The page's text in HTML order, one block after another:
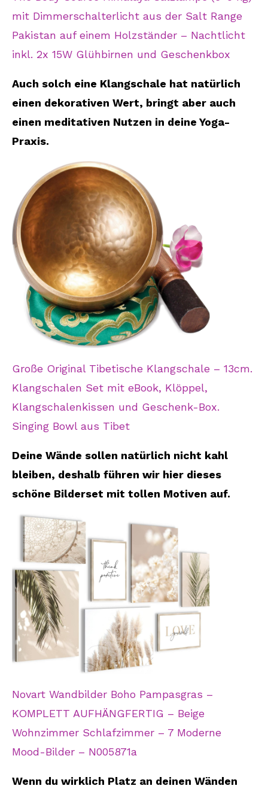
mit Dimmerschalterlicht aus der Salt Range
Pakistan auf einem Holzständer – Nachtlicht
inkl. 2x 15W Glühbirnen und Geschenkbox
Auch solch eine Klangschale hat natürlich
einen dekorativen Wert, bringt aber auch
einen meditativen Nutzen in deine Yoga-
Praxis.
Große Original Tibetische Klangschale – 13cm.
Klangschalen Set mit eBook, Klöppel,
Klangschalenkissen und Geschenk-Box.
Singing Bowl aus Tibet
Deine Wände sollen natürlich nicht kahl
bleiben, deshalb führen wir hier dieses
schöne Bilderset mit tollen Motiven auf.
Novart Wandbilder Boho Pampasgras –
KOMPLETT AUFHÄNGFERTIG – Beige
Wohnzimmer Schlafzimmer – 7 Moderne
Mood-Bilder – N005871a
Wenn du wirklich Platz an deinen Wänden